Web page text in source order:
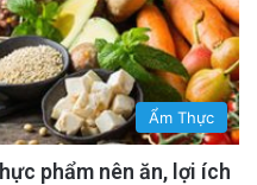
Ẩm Thực
phẩm nên ăn, lợi ích